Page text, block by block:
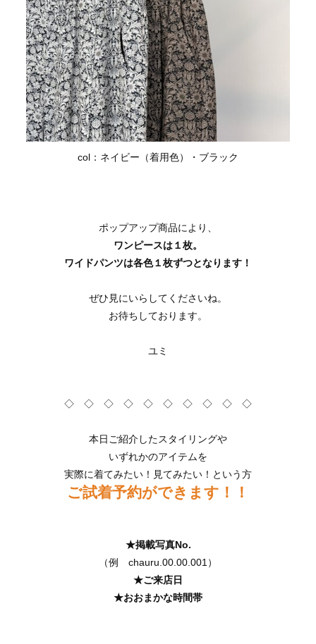
col：ネイビー（着用色）・ブラック
ポップアップ商品により、
ワンピースは１枚。
ワイドパンツは各色１枚ずつとなります！
ぜひ見にいらしてくださいね。
お待ちしております。
ユミ
◇ ◇ ◇ ◇ ◇ ◇ ◇ ◇ ◇ ◇
本日ご紹介したスタイリングや
いずれかのアイテムを
実際に着てみたい！見てみたい！という方
ご試着予約ができます！！
★掲載写真No.
（例 chauru.00.00 001）
★ご来店日
★おおまかな時間帯